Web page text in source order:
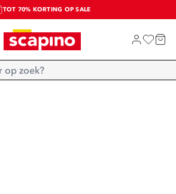
TOT 70% KORTING OP SALE
SALE: LAATSTE KANS!
SHOP NIEUW
Home